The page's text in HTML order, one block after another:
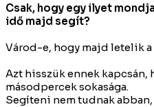
Csak, hogy egy ilyet
idő majd segít?
Várod-e, hogy majd letelik a
Azt hisszük ennek kapcsán,
másodpercek sokasága.
Segíteni nem tudnak